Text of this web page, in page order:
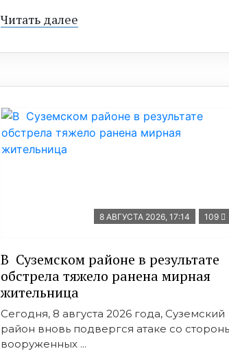
Читать далее
8 АВГУСТА 2026, 17:14 109
В Суземском районе в результате
обстрела тяжело ранена мирная
жительница
Сегодня, 8 августа 2026 года, Суземский
район вновь подвергся атаке со
вооруженных ...